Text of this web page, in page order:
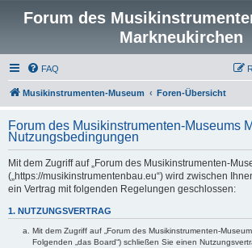
Forum des
Markneukirchen
FAQ
Musikinstrumenten-Museum Foren-Übersicht
Forum des Musikinstrumenten-Museums
Nutzungsbedingungen
Mit dem Zugriff auf „Forum des Musikinstrumenten-
(„https://musikinstrumentenbau.eu“) wird zwischen
ein Vertrag mit folgenden Regelungen geschlossen:
1. NUTZUNGSVERTRAG
Mit dem Zugriff auf „Forum des Musikinstrumenten-
Folgenden „das Board“) schließen Sie einen